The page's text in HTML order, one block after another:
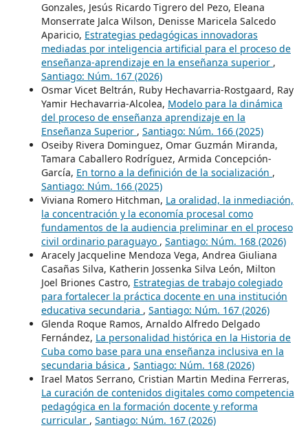
Gonzales, Jesús Ricardo Tigrero del Pezo, Eleana
Monserrate Jalca Wilson, Denisse Maricela Salcedo
Aparicio, Estrategias pedagógicas innovadoras
mediadas por inteligencia artificial para el proceso de
enseñanza-aprendizaje en la enseñanza superior ,
Santiago: Núm. 167 (2026)
Osmar Vicet Beltrán, Ruby Hechavarria-Rostgaard, Ray
Yamir Hechavarria-Alcolea, Modelo para la dinámica
del proceso de enseñanza aprendizaje en la
Enseñanza Superior , Santiago: Núm. 166 (2025)
Oseiby Rivera Dominguez, Omar Guzmán Miranda,
Tamara Caballero Rodríguez, Armida Concepción-
García, En torno a la definición de la socialización ,
Santiago: Núm. 166 (2025)
Viviana Romero Hitchman, La oralidad, la inmediación,
la concentración y la economía procesal como
fundamentos de la audiencia preliminar en el proceso
civil ordinario paraguayo , Santiago: Núm. 168 (2026)
Aracely Jacqueline Mendoza Vega, Andrea Giuliana
Casañas Silva, Katherin Jossenka Silva León, Milton
Joel Briones Castro, Estrategias de trabajo colegiado
para fortalecer la práctica docente en una institución
educativa secundaria , Santiago: Núm. 167 (2026)
Glenda Roque Ramos, Arnaldo Alfredo Delgado
Fernández, La personalidad histórica en la Historia de
Cuba como base para una enseñanza inclusiva en la
secundaria básica , Santiago: Núm. 168 (2026)
Irael Matos Serrano, Cristian Martin Medina Ferreras,
La curación de contenidos digitales como competencia
pedagógica en la formación docente y reforma
curricular , Santiago: Núm. 167 (2026)